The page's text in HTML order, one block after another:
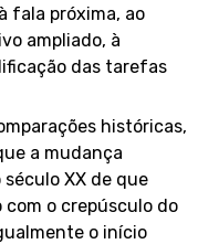
fala próxima, ao
ampliado, à
das tarefas
históricas,
a mudança
XX de que
com o crepúsculo do
o início